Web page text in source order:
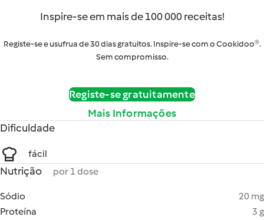
Inspire-se em mais de 100 000 receitas!
Registe-se e usufrua de 30 dias gratuitos. Inspire-se com o Cookidoo®.
Sem compromisso.
Registe-se gratuitamente
Mais Informações
Dificuldade
fácil
Nutrição por 1 dose
Sódio
20 mg
Proteína
3 g